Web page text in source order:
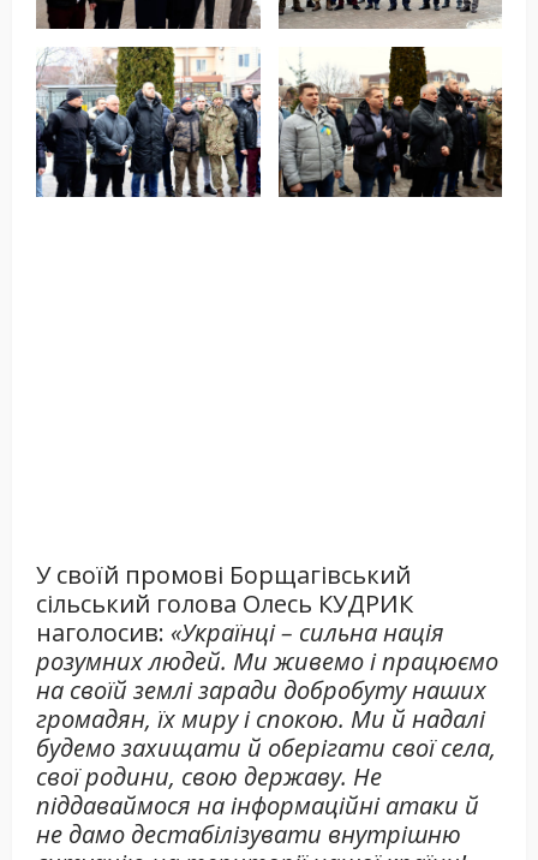
У своїй промові Борщагівський
сільський голова Олесь КУДРИК
наголосив: «Українці – сильна нація
розумних людей. Ми живемо і працюємо
на своїй землі заради добробуту наших
громадян, їх миру і спокою. Ми й надалі
будемо захищати й оберігати свої села,
свої родини, свою державу. Не
піддаваймося на інформаційні атаки й
не дамо дестабілізувати внутрішню